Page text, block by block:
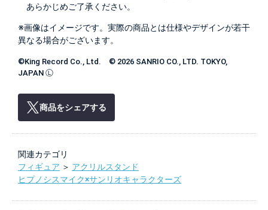
あらかじめご了承ください。
※画像はイメージです。実際の商品とは仕様やデザインが若干
異なる場合がございます。
©King Record Co., Ltd. © 2026 SANRIO CO., LTD. TOKYO,
JAPAN Ⓛ
商品をシェアする
関連カテゴリ
フィギュア ＞ アクリルスタンド
ヒプノシスマイク×サンリオキャラクターズ